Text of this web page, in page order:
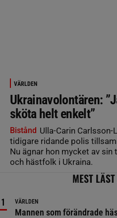
VÄRLDEN
Ukrainavolontären:
sköta helt enkelt”
Bistånd Ulla-Carin
tidigare ridande polis
Nu ägnar hon mycket av
och hästfolk i Ukraina.
MEST
VÄRLDEN
Mannen som förändrade